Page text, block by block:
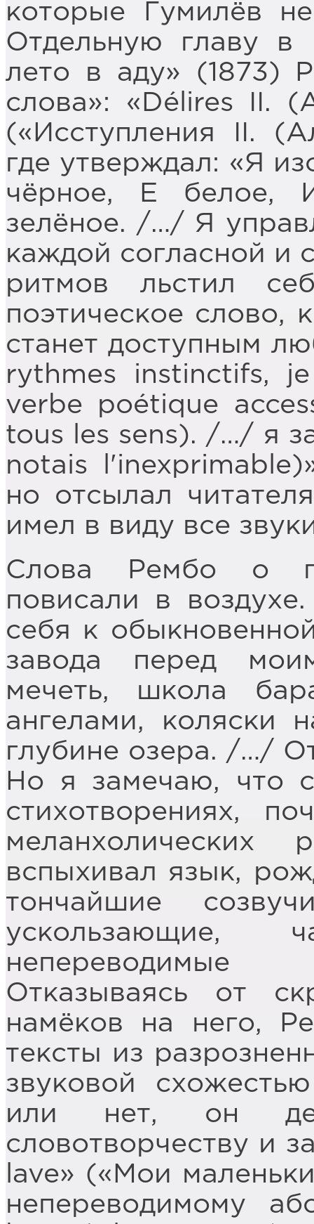
которые Гумилёв
Отдельную главу в
лето в аду» (1873)
слова»: «Délires II.
(«Исступления II.
где утверждал: «Я
чёрное, Е белое,
зелёное. /…/ Я
каждой согласной и
ритмов льстил
поэтическое слово,
станет доступным
rythmes instinctifs,
verbe poétique
tous les sens). /…/ я
notais
но отсылал
имел в виду все
Слова Рембо о
повисали в
себя к
завода перед
мечеть, школа
ангелами, коляски
глубине озера. /…/
Но я замечаю, что
стихотворениях,
вспыхивал язык,
тончайшие
ускользающие,
Отказываясь от
намёков на него,
тексты из
звуковой
или нет, он
словотворчеству и
lave» («Мои
непереводимому